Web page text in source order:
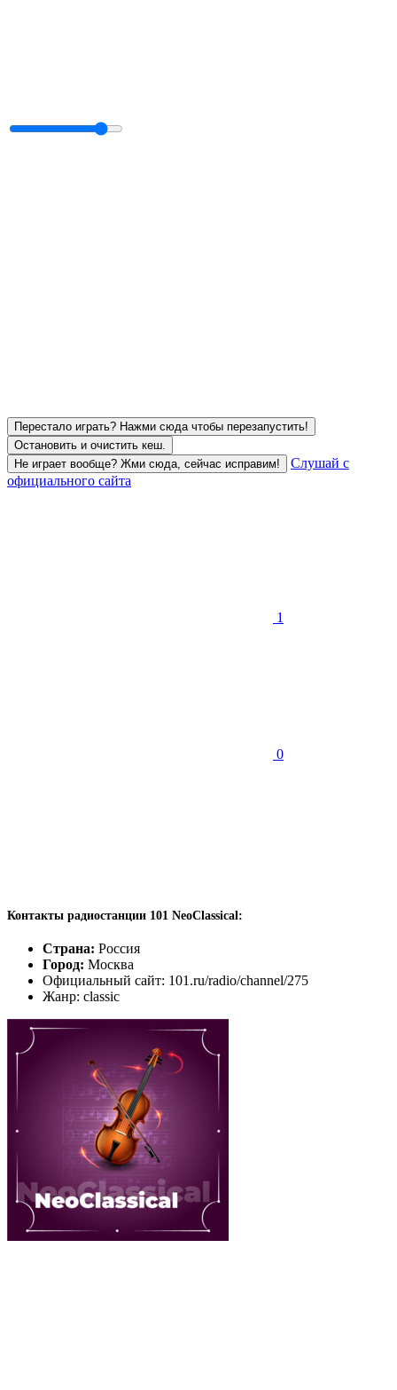
Перестало играть? Нажми сюда чтобы перезапустить!
Остановить и очистить кеш.
Не играет вообще? Жми сюда, сейчас исправим!
Слушай с
официального сайта
1
0
Контакты радиостанции 101 NeoClassical:
Страна: Россия
Город: Москва
Официальный сайт: 101.ru/radio/channel/275
Жанр: classic